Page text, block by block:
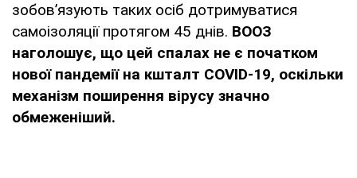
зобов’язують таких осіб дотримуватися
самоізоляції протягом 45 днів. ВООЗ
наголошує, що цей спалах не є початком
нової пандемії на кшталт COVID-19, оскільки
механізм поширення вірусу значно
обмеженіший.